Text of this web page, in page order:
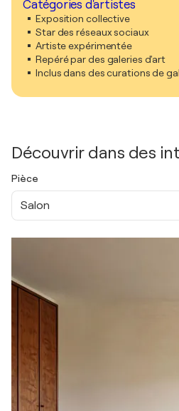
Catégories d'artistes
Exposition collective
Star des réseaux sociaux
Artiste expérimentée
Repéré par des galeries d'art
Inclus dans des curations de
Découvrir dans des
Pièce
Salon